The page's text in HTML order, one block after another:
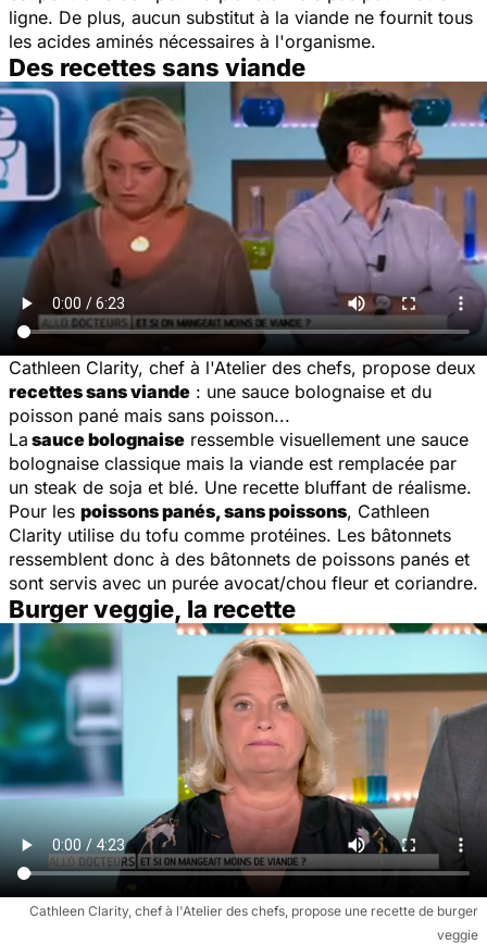
ligne. De plus, aucun substitut à la viande ne fournit tous
les acides aminés nécessaires à l'organisme.
Des recettes sans viande
Cathleen Clarity, chef à l'Atelier des chefs, propose deux
recettes sans viande : une sauce bolognaise et du
poisson pané mais sans poisson...
La sauce bolognaise ressemble visuellement une sauce
bolognaise classique mais la viande est remplacée par
un steak de soja et blé. Une recette bluffant de réalisme.
Pour les poissons panés, sans poissons, Cathleen
Clarity utilise du tofu comme protéines. Les bâtonnets
ressemblent donc à des bâtonnets de poissons panés et
sont servis avec un purée avocat/chou fleur et coriandre.
Burger veggie, la recette
Cathleen Clarity, chef à l'Atelier des chefs, propose une recette de burger
veggie